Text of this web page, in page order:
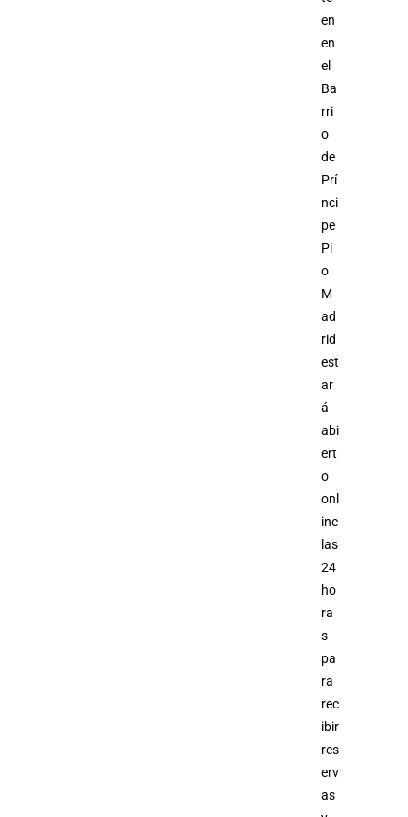
en
en
el
Ba
rri
o
de
Prí
nci
pe
Pí
o
M
ad
rid
est
ar
á
abi
ert
o
onl
ine
las
24
ho
ra
s
pa
ra
rec
ibir
res
erv
as